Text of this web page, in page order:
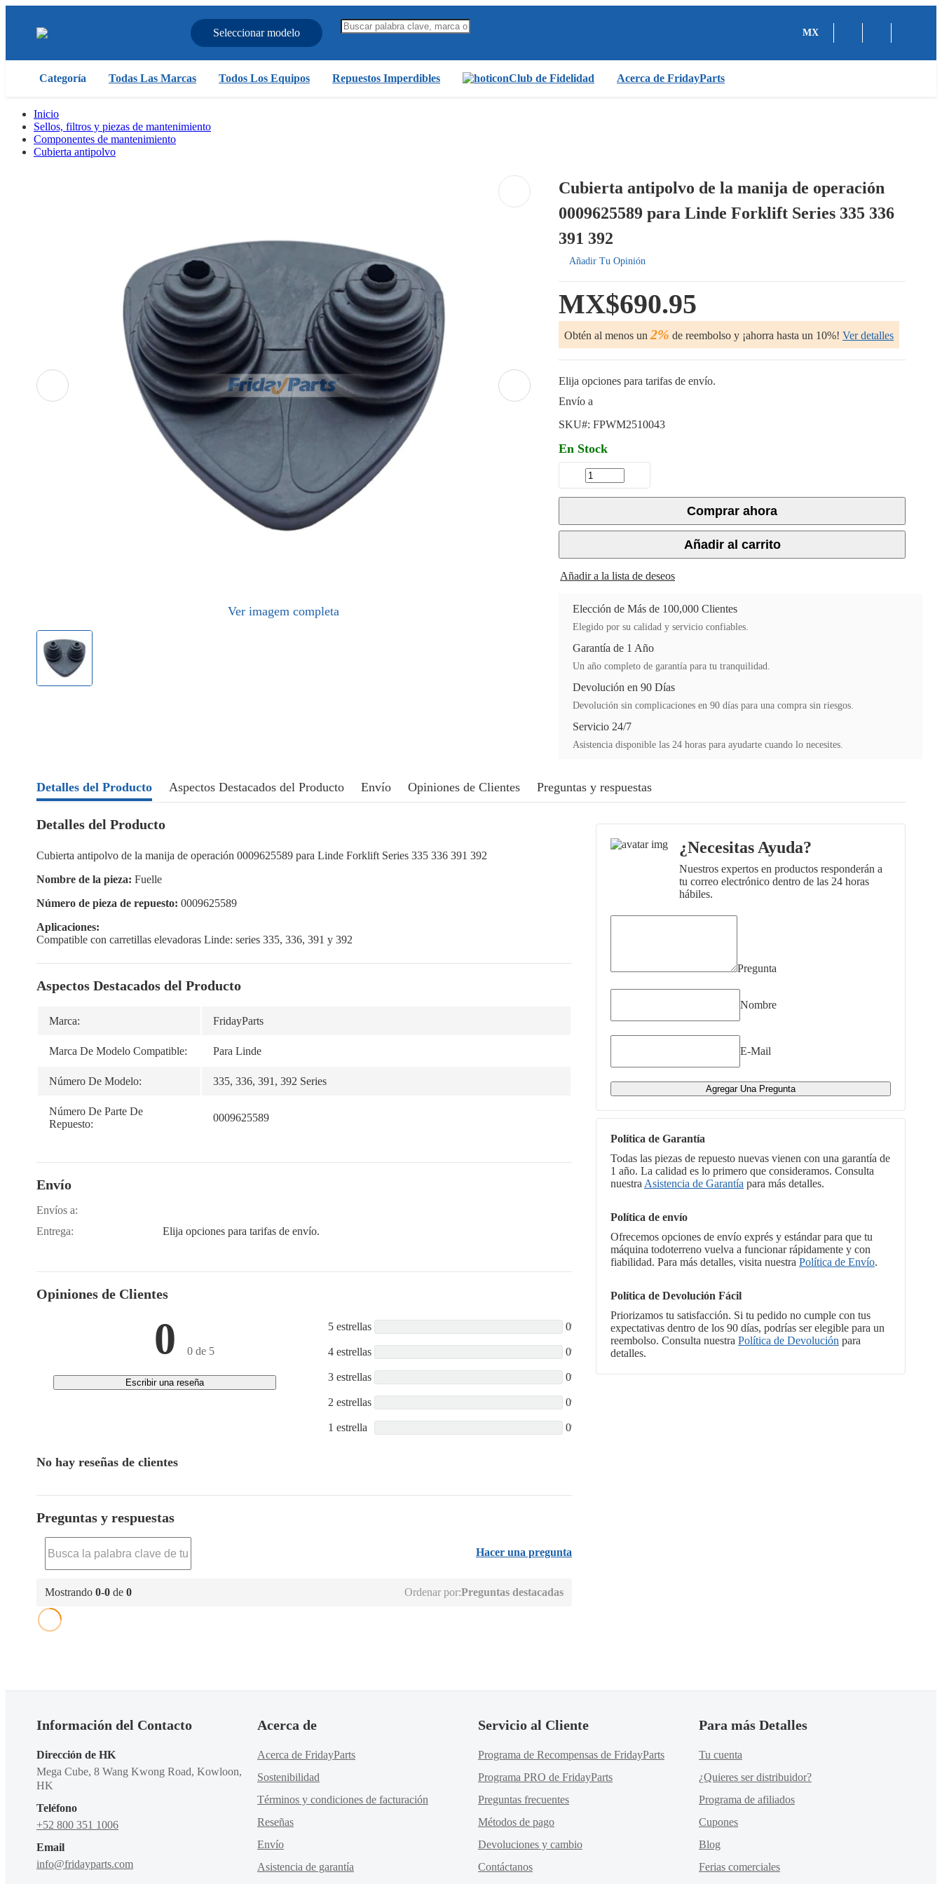
Seleccionar modelo MX
Categoría Todas Las Marcas Todos Los Equipos Repuestos Imperdibles Club de Fidelidad Acerca de FridayParts
Inicio
Sellos, filtros y piezas de mantenimiento
Componentes de mantenimiento
Cubierta antipolvo
Ver imagem completa
Cubierta antipolvo de la manija de operación
0009625589 para Linde Forklift Series 335 336
391 392
Añadir Tu Opinión
MX$690.95
Obtén al menos un 2% de reembolso y ¡ahorra hasta un 10%! Ver detalles
Elija opciones para tarifas de envío.
Envío a
SKU#: FPWM2510043
En Stock
Comprar ahora
Añadir al carrito
Añadir a la lista de deseos
Elección de Más de 100,000 Clientes
Elegido por su calidad y servicio confiables.
Garantía de 1 Año
Un año completo de garantía para tu tranquilidad.
Devolución en 90 Días
Devolución sin complicaciones en 90 días para una compra sin riesgos.
Servicio 24/7
Asistencia disponible las 24 horas para ayudarte cuando lo necesites.
Detalles del Producto Aspectos Destacados del Producto Envío Opiniones de Clientes Preguntas y respuestas
Detalles del Producto
Cubierta antipolvo de la manija de operación 0009625589 para Linde Forklift Series 335 336 391 392
Nombre de la pieza: Fuelle
Número de pieza de repuesto: 0009625589
Aplicaciones:
Compatible con carretillas elevadoras Linde: series 335, 336, 391 y 392
Aspectos Destacados del Producto
Marca: FridayParts
Marca De Modelo Compatible: Para Linde
Número De Modelo: 335, 336, 391, 392 Series
Número De Parte De
Repuesto:
0009625589
Envío
Envíos a:
Entrega:
Elija opciones para tarifas de envío.
Opiniones de Clientes
0 0 de 5
Escribir una reseña
5 estrellas 0%
4 estrellas 0%
3 estrellas 0%
2 estrellas 0%
1 estrella 0%
No hay reseñas de clientes
Preguntas y respuestas
Hacer una pregunta
Mostrando 0-0 de 0 Ordenar por:Preguntas destacadas
¿Necesitas Ayuda?
Nuestros expertos en productos responderán a
tu correo electrónico dentro de las 24 horas
hábiles.
Pregunta
Nombre
E-Mail
Agregar Una Pregunta
Política de Garantía
Todas las piezas de repuesto nuevas vienen con una garantía de
1 año. La calidad es lo primero que consideramos. Consulta
nuestra Asistencia de Garantía para más detalles.
Política de envío
Ofrecemos opciones de envío exprés y estándar para que tu
máquina todoterreno vuelva a funcionar rápidamente y con
fiabilidad. Para más detalles, visita nuestra Política de Envío.
Política de Devolución Fácil
Priorizamos tu satisfacción. Si tu pedido no cumple con tus
expectativas dentro de los 90 días, podrías ser elegible para un
reembolso. Consulta nuestra Política de Devolución para
detalles.
Información del Contacto
Dirección de HK
Mega Cube, 8 Wang Kwong Road, Kowloon,
HK
Teléfono
+52 800 351 1006
Email
info@fridayparts.com
Acerca de
Acerca de FridayParts
Sostenibilidad
Términos y condiciones de facturación
Reseñas
Envío
Asistencia de garantía
Servicio al Cliente
Programa de Recompensas de FridayParts
Programa PRO de FridayParts
Preguntas frecuentes
Métodos de pago
Devoluciones y cambio
Contáctanos
Para más Detalles
Tu cuenta
¿Quieres ser distribuidor?
Programa de afiliados
Cupones
Blog
Ferias comerciales